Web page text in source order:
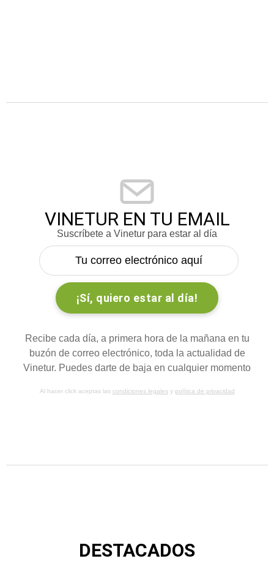
VINETUR EN TU EMAIL
Suscríbete a Vinetur para estar al día
Recibe cada día, a primera hora de la mañana en tu
buzón de correo electrónico, toda la actualidad de
Vinetur. Puedes darte de baja en cualquier momento
Al hacer click aceptas las condiciones legalesy política de privacidad
DESTACADOS